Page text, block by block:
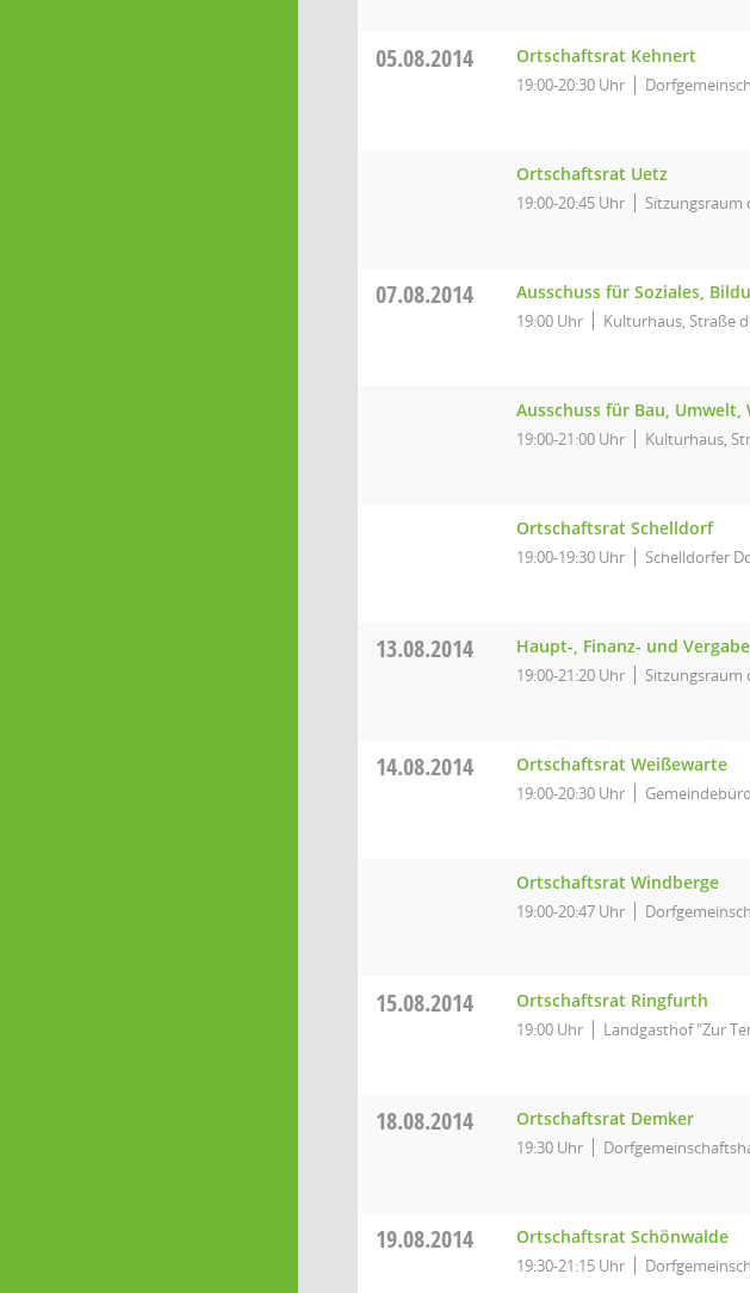
05.08.2014 Ortschaftsrat Kehnert
19:00-20:30 Uhr
Ortschaftsrat Uetz
19:00-20:45 Uhr Sitzungsraum
07.08.2014 Ausschuss für Soziales,
19:00 Uhr Kulturhaus, Straße
Ausschuss für Bau,
19:00-21:00 Uhr Kulturhaus,
Ortschaftsrat Schelldorf
19:00-19:30 Uhr Schelldorfer
13.08.2014 Haupt-, Finanz- und
19:00-21:20 Uhr Sitzungsraum
14.08.2014 Ortschaftsrat Weißewarte
19:00-20:30 Uhr
Ortschaftsrat Windberge
19:00-20:47 Uhr
15.08.2014 Ortschaftsrat Ringfurth
19:00 Uhr Landgasthof "Zur
18.08.2014 Ortschaftsrat Demker
19:30 Uhr
19.08.2014 Ortschaftsrat Schönwalde
19:30-21:15 Uhr